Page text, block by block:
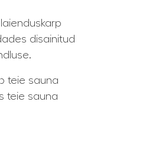
disainitud
teie sauna
teie sauna